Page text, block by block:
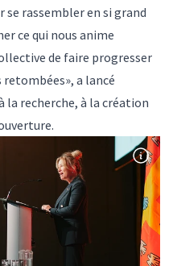
se rassembler en si grand
ce qui nous anime
de faire progresser
a lancé
la recherche, à la création